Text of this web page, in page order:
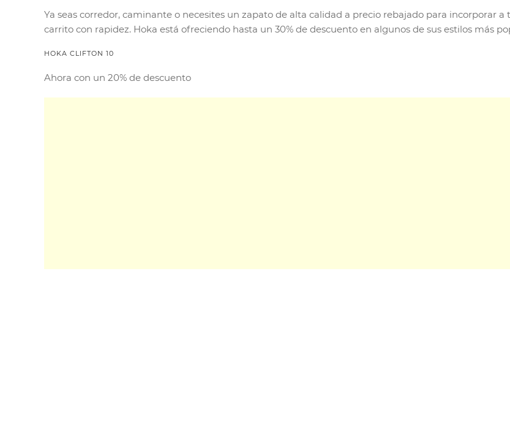
Ya seas corredor, caminante o necesites un zapato de alta calidad a precio rebajado para incorporar
carrito con rapidez. Hoka está ofreciendo hasta un 30% de descuento en algunos de sus estilos más
HOKA CLIFTON 10
Ahora con un 20% de descuento